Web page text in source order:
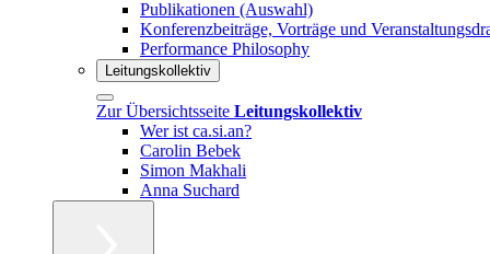
Publikationen (Auswahl)
Konferenzbeiträge, Vorträge und
Performance Philosophy
Leitungskollektiv
Zur Übersichtsseite Leitungskollektiv
Wer ist ca.si.an?
Carolin Bebek
Simon Makhali
Anna Suchard